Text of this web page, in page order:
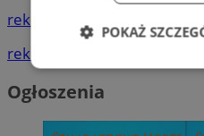
reklama
reklama
Ogłoszenia
POKAŻ
Niezbędne